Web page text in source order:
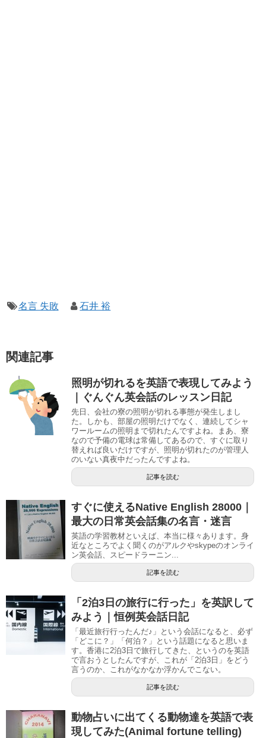
名言 失敗 石井 裕
関連記事
照明が切れるを英語で表現してみよう
｜ぐんぐん英会話のレッスン日記
先日、会社の寮の照明が切れる事態が発生しまし
た。しかも、部屋の照明だけでなく、連続してシャ
ワールームの照明まで切れたんですよね。まあ、寮
なので予備の電球は常備してあるので、すぐに取り
替えれば良いだけですが、照明が切れたのが管理人
のいない真夜中だったんですよね。
記事を読む
すぐに使えるNative English 28000｜
最大の日常英会話集の名言・迷言
英語の学習教材といえば、本当に様々あります。身
近なところでよく聞くのがアルクやskypeのオンライ
ン英会話、スピードラーニン...
記事を読む
「2泊3日の旅行に行った」を英訳して
みよう｜恒例英会話日記
「最近旅行行ったんだ♪」という会話になると、必ず
「どこに？」「何泊？」という話題になると思いま
す。香港に2泊3日で旅行してきた、というのを英語
で言おうとしたんですが、これが「2泊3日」をどう
言うのか、これがなかなか浮かんでこない。
記事を読む
動物占いに出てくる動物達を英語で表
現してみた(Animal fortune telling)